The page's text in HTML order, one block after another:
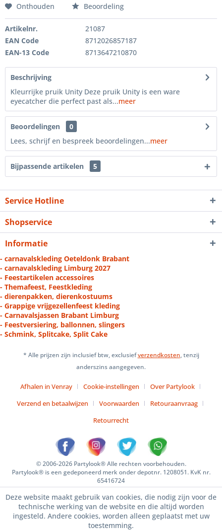
Onthouden Beoordeling
Artikelnr.
21087
EAN Code
8712026857187
EAN-13 Code
8713647210870
Beschrijving
Kleurrijke pruik Unity Deze pruik Unity is een ware
eyecatcher die perfect past als...meer
Beoordelingen
0
Lees, schrijf en bespreek beoordelingen...meer
Bijpassende artikelen 5
Service Hotline
Shopservice
Informatie
- carnavalskleding Oeteldonk Brabant
- carnavalskleding Limburg 2027
- Feestartikelen accessoires
- Themafeest, Feestkleding
- dierenpakken, dierenkostuums
- Grappige vrijgezellenfeest kleding
- Carnavalsjassen Brabant Limburg
- Feestversiering, ballonnen, slingers
- Schmink, Splitcake, Split Cake
* Alle prijzen zijn inclusief btw, exclusiefverzendkosten, tenzij
anderszins aangegeven.
Afhalen in Venray Cookie-instellingen
Over Partylook
Verzend en betaalwijzen
Voorwaarden
Retouraanvraag
Retourrecht
© 2006-2026 Partylook® Alle rechten voorbehouden.
Partylook® is een gedeponeerd merk onder depotnr. 1208051. KvK nr.
65416724
Deze website maakt gebruik van cookies, die nodig zijn voor de
technische werking van de website en die altijd worden
ingesteld. Andere cookies, worden alleen geplaatst met uw
toestemming.